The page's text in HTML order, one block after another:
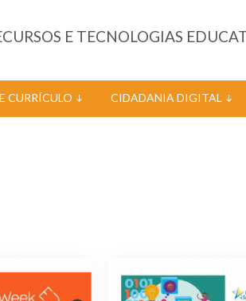
E TECNOLOGIAS
CURRÍCULO CIDADANIA DIGITAL